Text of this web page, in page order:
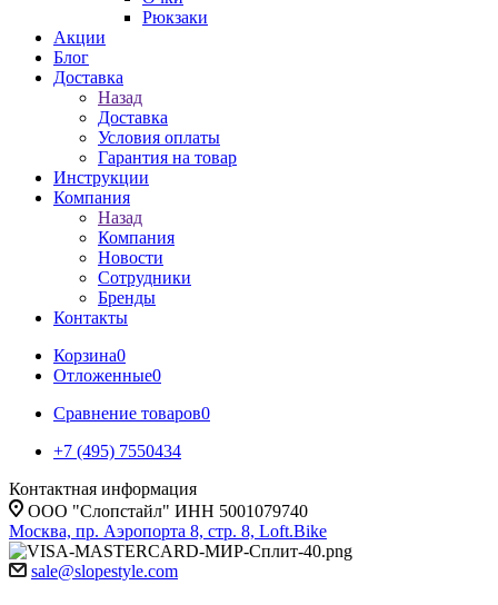
Рюкзаки
Акции
Блог
Доставка
Назад
Доставка
Условия оплаты
Гарантия на товар
Инструкции
Компания
Назад
Компания
Новости
Сотрудники
Бренды
Контакты
Корзина0
Отложенные0
Сравнение товаров0
+7 (495) 7550434
Контактная информация
ООО "Слопстайл" ИНН 5001079740
Москва, пр. Аэропорта 8, стр. 8, Loft.Bike
sale@slopestyle.com